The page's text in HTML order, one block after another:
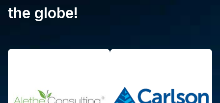
the globe!